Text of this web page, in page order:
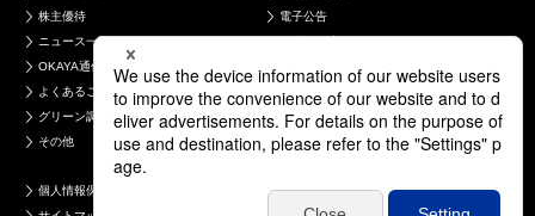
株主優待
電子公告
ニュース一覧
品質・環境への取り組み
OKAYA通信
よくあるご質問
製品について
グリーン調達について
採用について
その他
個人情報保護方針
コンプライアンス